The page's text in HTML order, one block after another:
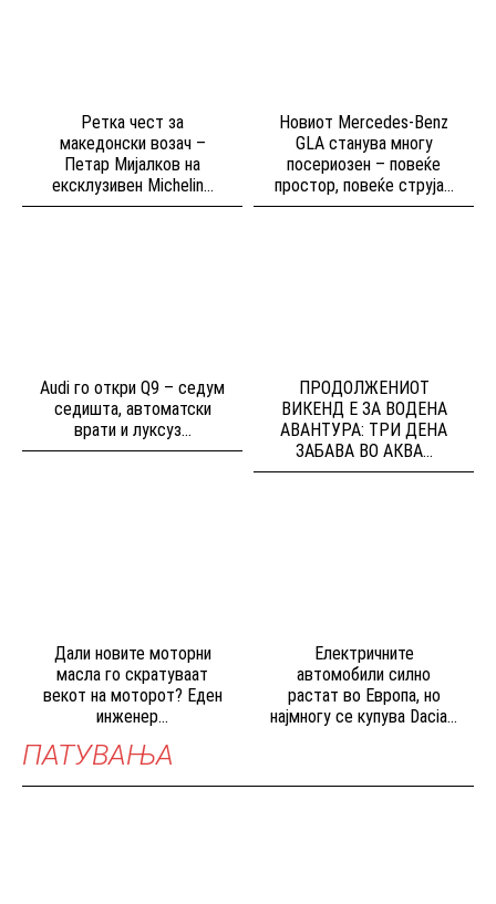
Ретка чест за
македонски возач –
Петар Мијалков на
ексклузивен Michelin...
Новиот Mercedes-Benz
GLA станува многу
посериозен – повеќе
простор, повеќе струја...
Audi го откри Q9 – седум
седишта, автоматски
врати и луксуз...
ПРОДОЛЖЕНИОТ
ВИКЕНД Е ЗА ВОДЕНА
АВАНТУРА: ТРИ ДЕНА
ЗАБАВА ВО АКВА...
Дали новите моторни
масла го скратуваат
векот на моторот? Еден
инженер...
Електричните
автомобили силно
растат во Европа, но
најмногу се купува Dacia...
ПАТУВАЊА